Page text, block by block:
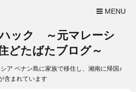
MENU
ック ～元マレーシ
どたばたブログ～
ア ペナン島に家族で移住し、湘南に帰国♪
含まれています